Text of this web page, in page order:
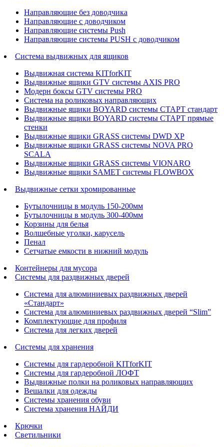
Направляющие без доводчика
Направляющие с доводчиком
Направляющие системы Push
Направляющие системы PUSH с доводчиком
Система выдвижных для ящиков
Выдвижная система KITforKIT
Выдвижные ящики GTV системы AXIS PRO
Модерн боксы GTV системы PRO
Система на роликовых направляющих
Выдвижные ящики BOYARD системы СТАРТ стандарт
Выдвижные ящики BOYARD системы СТАРТ прямые
стенки
Выдвижные ящики GRASS системы DWD XP
Выдвижные ящики GRASS системы NOVA PRO
SCALA
Выдвижные ящики GRASS системы VIONARO
Выдвижные ящики SAMET системы FLOWBOX
Выдвижные сетки хромированные
Бутылочницы в модуль 150-200мм
Бутылочницы в модуль 300-400мм
Корзины для белья
Волшебные уголки, карусель
Пенал
Cетчатые емкости в нижний модуль
Контейнеры для мусора
Системы для раздвижных дверей
Система для алюминиевых раздвижных дверей
«Стандарт»
Система для алюминиевых раздвижных дверей “Slim”
Комплектующие для профиля
Система для легких дверей
Системы для хранения
Системы для гардеробной KITforKIT
Системы для гардеробной ЛОФТ
Выдвижные полки на роликовых направляющих
Вешалки для одежды
Системы хранения обуви
Система хранения НАЙДИ
Крючки
Светильники